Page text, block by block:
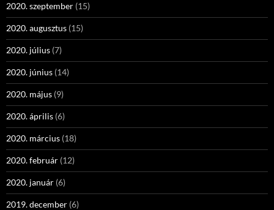
2020. szeptember (15)
2020. augusztus (15)
2020. július (7)
2020. június (14)
2020. május (9)
2020. április (6)
2020. március (18)
2020. február (12)
2020. január (6)
2019. december (6)